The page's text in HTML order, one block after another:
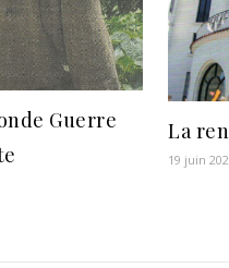
Guerre
La
19 juin